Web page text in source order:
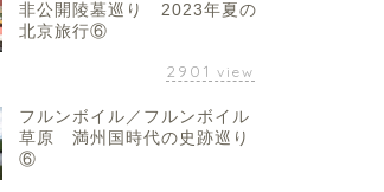
非公開陵墓巡り 2023年夏の
北京旅行⑥
2901 view
フルンボイル／フルンボイル
草原 満州国時代の史跡巡り
⑥